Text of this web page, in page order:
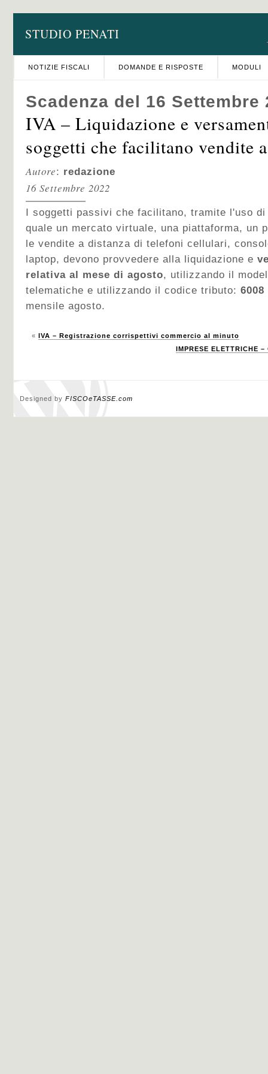
STUDIO PENATI
NOTIZIE FISCALI DOMANDE E RISPOSTE MODULI
Scadenza del 16 Settembre
IVA – Liquidazione e
soggetti che facilitano vendite
Autore: redazione
16 Settembre 2022
I soggetti passivi che facilitano, tramite l'uso
quale un mercato virtuale, una piattaforma, un
le vendite a distanza di telefoni cellulari,
laptop, devono provvedere alla liquidazione e
relativa al mese di agosto, utilizzando il
telematiche e utilizzando il codice tributo: 6008
mensile agosto.
« IVA – Registrazione corrispettivi commercio al minuto
IMPRESE ELETTRICHE
Designed by FISCOeTASSE.com